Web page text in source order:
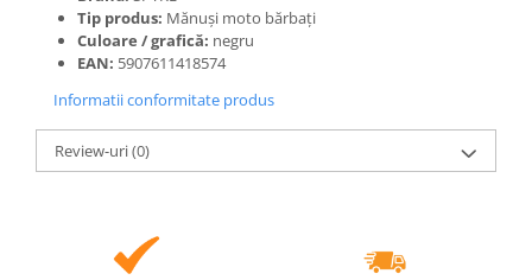
Tip produs: Mănuși moto bărbați
Culoare / grafică: negru
EAN: 5907611418574
Informatii conformitate produs
Review-uri(0)